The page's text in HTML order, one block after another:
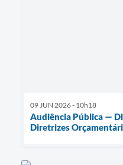
09 JUN 2026 - 10h18
Audiência Pública —
Diretrizes